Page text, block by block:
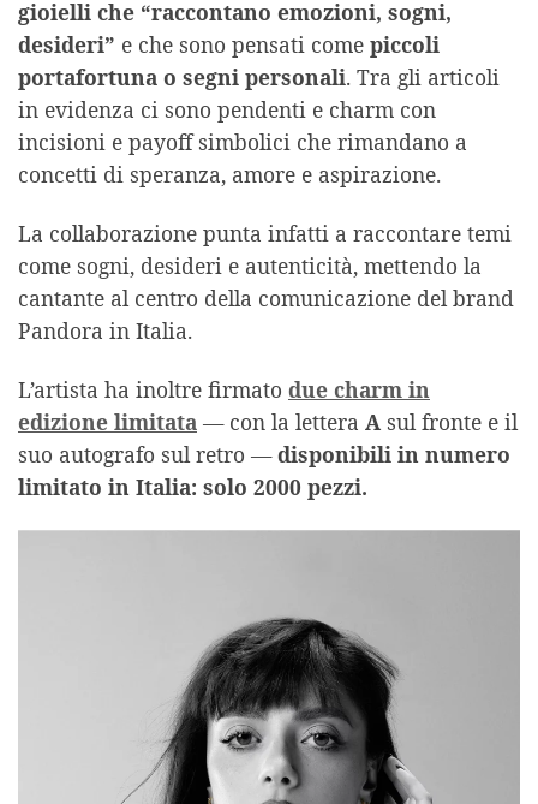
gioielli che “raccontano emozioni, sogni,
desideri” e che sono pensati come piccoli
portafortuna o segni personali. Tra gli articoli
in evidenza ci sono pendenti e charm con
incisioni e payoff simbolici che rimandano a
concetti di speranza, amore e aspirazione.
La collaborazione punta infatti a raccontare temi
come sogni, desideri e autenticità, mettendo la
cantante al centro della comunicazione del brand
Pandora in Italia.
L’artista ha inoltre firmato due charm in
edizione limitata — con la lettera A sul fronte e il
suo autografo sul retro —disponibili in numero
limitato in Italia: solo 2000 pezzi.